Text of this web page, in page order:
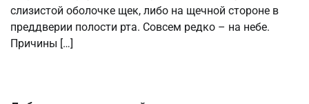
слизистой оболочке щек, либо на щечной стороне в
преддверии полости рта. Совсем редко – на небе.
Причины […]